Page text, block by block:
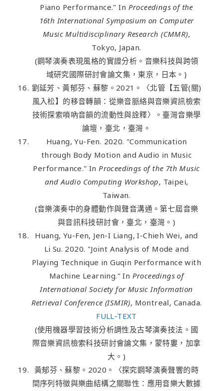
Piano Performance." In Proceedings of the
16th International Symposium on Computer
Music Multidisciplinary Research (CMMR),
Tokyo, Japan.
(鋼琴演奏表現風格的實證分析。音樂科技與跨領
域研究國際研討會論文集，東京，日本。)
劉延芳、黃郁芬、蘇黎。2021。〈北管【五管(關)
風入松】的移音轉韻：從樂音脈絡與音樂資訊檢索
技術探索嗩吶音韻的流動性與詮釋〉。臺灣音樂學
論壇，臺北，臺灣。
Huang, Yu-Fen. 2020. "Communication
through Body Motion and Audio in Music
Performance." InProceedings of the 7th Music
and Audio Computing Workshop, Taipei,
Taiwan.
(音樂演奏中的身體動作與聲音溝通。第七屆音樂
與音訊科技研討會，臺北，臺灣。)
Huang, Yu-Fen, Jen-I Liang, I-Chieh Wei, and
Li Su. 2020. "Joint Analysis of Mode and
Playing Technique in Guqin Performance with
Machine Learning." In Proceedings of
International Society for Music Information
Retrieval Conference (ISMIR), Montreal, Canada.
FULL-TEXT
(使用機器學習技術分析調性及古琴演奏技法。國
際音樂資訊檢索科技研討會論文集，蒙特婁，加拿
大。)
黃郁芬、蘇黎。2020。〈探究鋼琴演奏聲響的時
間序列特徵與樂曲結構之關聯性：應用音樂大數據